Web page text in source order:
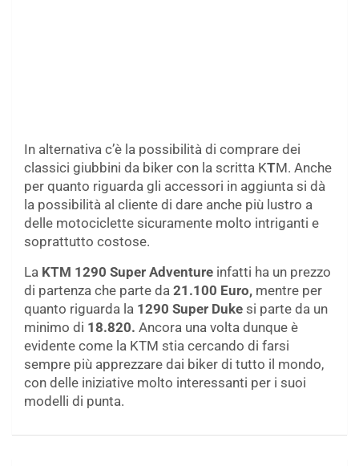
In alternativa c’è la possibilità di comprare dei
classici giubbini da biker con la scritta KTM. Anche
per quanto riguarda gli accessori in aggiunta si dà
la possibilità al cliente di dare anche più lustro a
delle motociclette sicuramente molto intriganti e
soprattutto costose.
La KTM 1290 Super Adventure infatti ha un prezzo
di partenza che parte da 21.100 Euro, mentre per
quanto riguarda la 1290 Super Duke si parte da un
minimo di 18.820. Ancora una volta dunque è
evidente come la KTM stia cercando di farsi
sempre più apprezzare dai biker di tutto il mondo,
con delle iniziative molto interessanti per i suoi
modelli di punta.